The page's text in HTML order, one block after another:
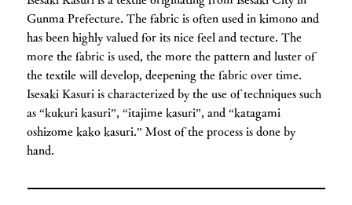
Gunma Prefecture. The fabric is often used in kimono and
has been highly valued for its nice feel and tecture. The
more the fabric is used, the more the pattern and luster of
the textile will develop, deepening the fabric over time.
Isesaki Kasuri is characterized by the use of techniques such
as “kukuri kasuri”, “itajime kasuri”, and “katagami
oshizome kako kasuri.” Most of the process is done by
hand.